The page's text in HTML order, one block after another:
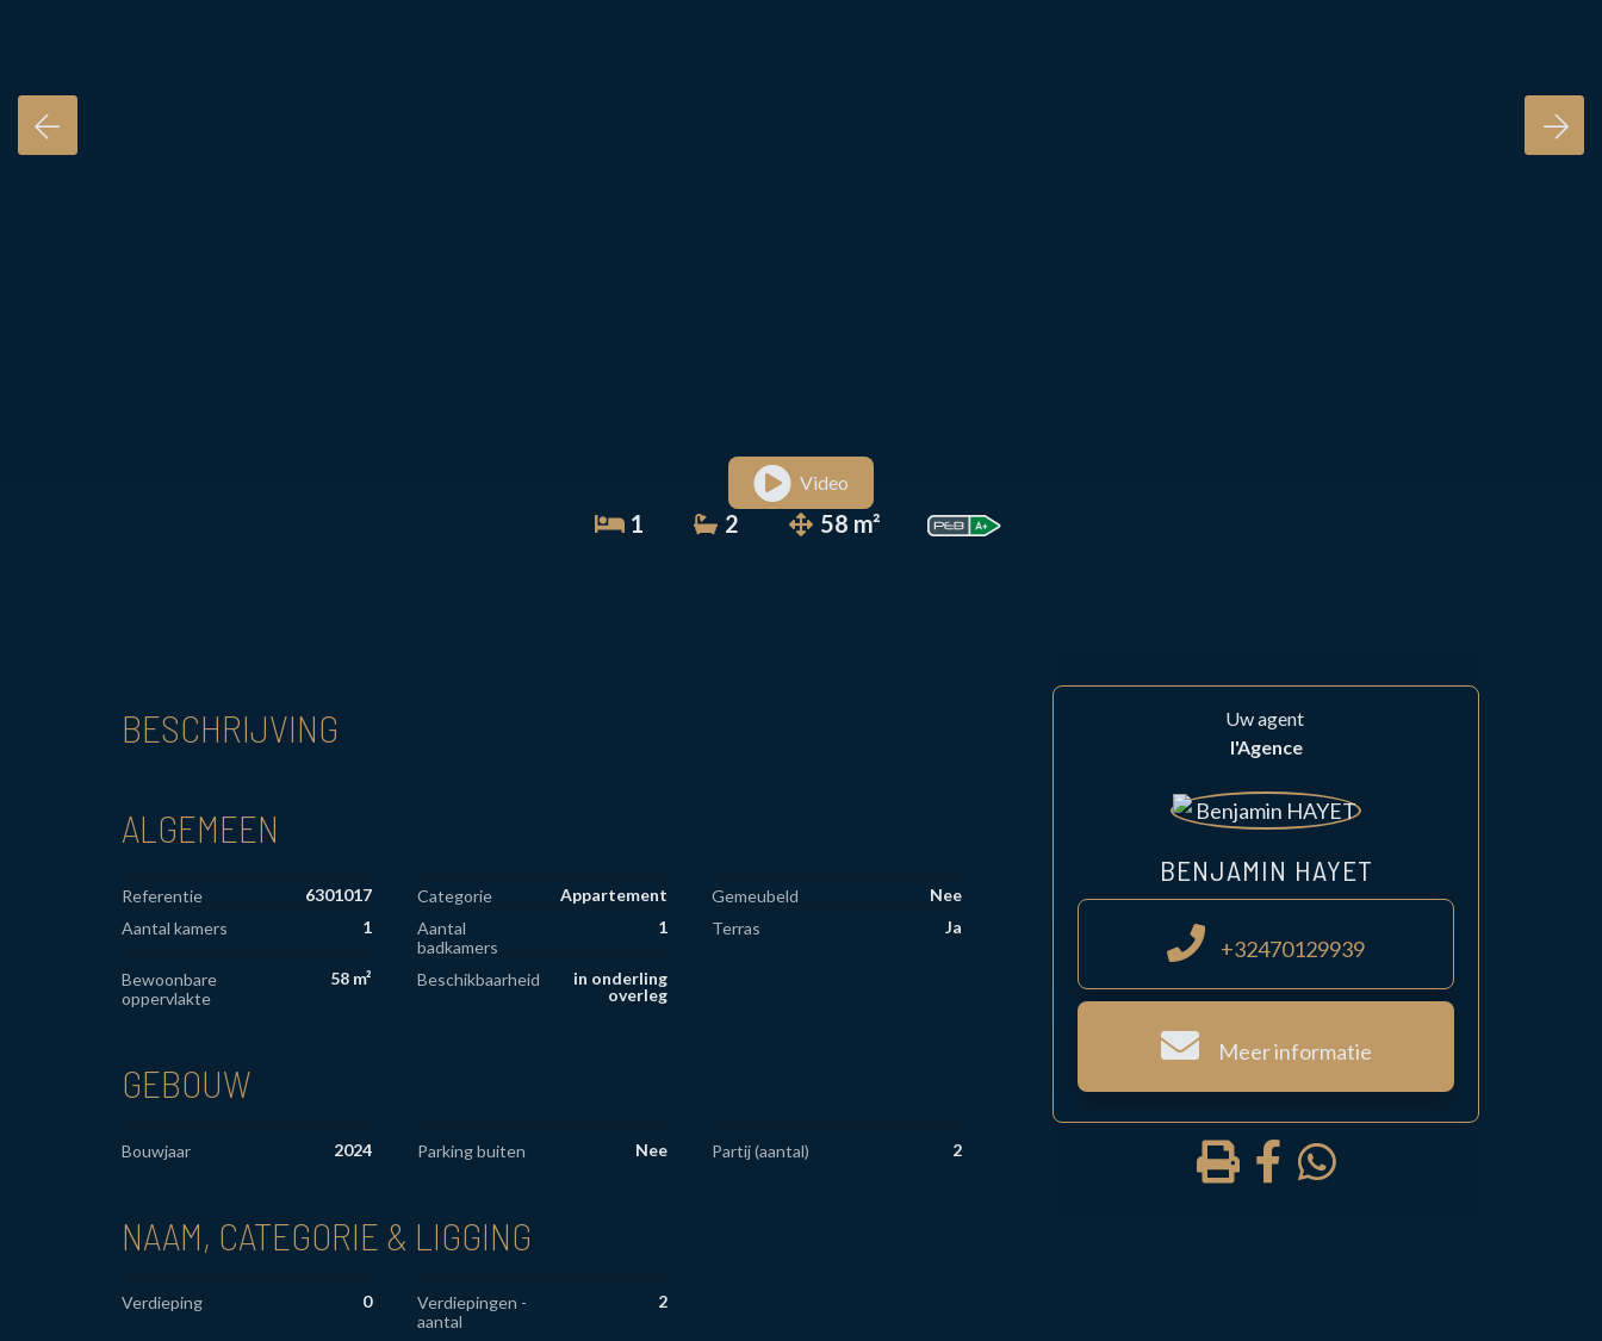
Video
1 2 58 m²
BESCHRIJVING
ALGEMEEN
Referentie 6301017 Categorie Appartement Gemeubeld
Nee
Aantal kamers
1
Aantal
badkamers
1 Terras Ja
Bewoonbare
oppervlakte
58 m² Beschikbaarheid
in onderling
overleg
GEBOUW
Bouwjaar 2024 Parking buiten Nee Partij (aantal) 2
NAAM, CATEGORIE & LIGGING
Verdieping 0
Verdiepingen -
aantal
2
Uw agent
l'Agence
BENJAMIN HAYET
+32470129939
Meer informatie